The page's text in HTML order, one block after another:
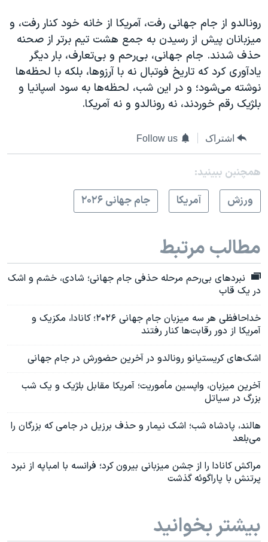
رونالدو از جام جهانی رفت، آمریکا از خانه خود کنار رفت، و
میزبانان پیش از رسیدن به جمع هشت تیم برتر از صحنه
حذف شدند. جام جهانی، بی‌رحم و بی‌تعارف، بار دیگر
یادآوری کرد که تاریخ فوتبال نه با آرزوها، بلکه با لحظه‌ها
نوشته می‌شود؛ و در این شب، لحظه‌ها به سود اسپانیا و
بلژیک رقم خوردند، نه رونالدو و نه آمریکا.
اشتراک Follow us
همچنبن ببینید:
ورزش
آمريکا جام جهانی ۲۰۲۶
مطالب مرتبط
نبردهای بی‌رحم مرحله حذفی جام جهانی؛ شادی، خشم و اشک
در یک قاب
خداحافظی هر سه میزبان جام جهانی ۲۰۲۶؛ کانادا، مکزیک و
آمریکا از دور رقابت‌ها کنار رفتند
اشک‌های کریستیانو رونالدو در آخرین حضورش در جام جهانی
آخرین میزبان، واپسین مأموریت؛ آمریکا مقابل بلژیک و یک شب
بزرگ در سیاتل
هالند، پادشاه شب؛ اشک نیمار و حذف برزیل در جامی که بزرگان را
می‌بلعد
مراکش کانادا را از جشن میزبانی بیرون کرد؛ فرانسه با امباپه از نبرد
پرتنش با پاراگوئه گذشت
بیشتر بخوانید